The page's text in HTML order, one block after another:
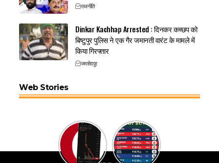
राजनीति
Dinkar Kachhap Arrested : दिनकर कच्छप को
बिष्टुपुर पुलिस ने एक गैर जमानती वारंट के मामले में
किया गिरफ्तार
जमशेदपुर
Web Stories